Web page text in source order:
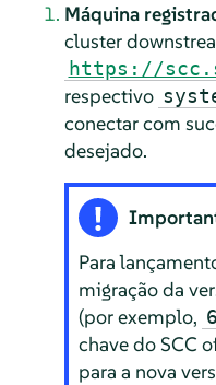
Máquina
cluster
https://
respectivo
conectar com
desejado.
Para
migração da
(por exemplo,
chave do SCC
para a nova